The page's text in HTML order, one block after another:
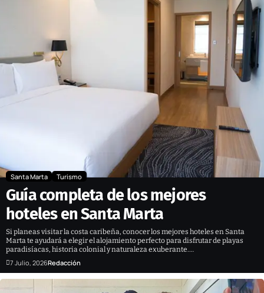
Santa Marta Turismo
Guía completa de los mejores
hoteles en Santa Marta
Si planeas visitar la costa caribeña, conocer los mejores hoteles en Santa
Marta te ayudará a elegir el alojamiento perfecto para disfrutar de playas
paradisíacas, historia colonial y naturaleza exuberante.…
7 Julio, 2026Redacción